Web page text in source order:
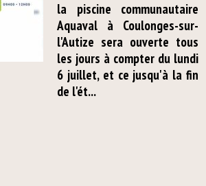
la piscine communautaire
Aquaval à Coulonges-sur-
l'Autize sera ouverte tous
les jours à compter du lundi
6 juillet, et ce jusqu'à la fin
de l'ét...